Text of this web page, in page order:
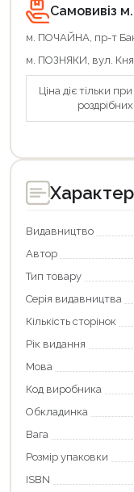
Самовивіз м.
м. ПОЧАЙНА, пр-т
м. ПОЗНЯКИ, вул.
Ціна діє тільки
Видавництво
Автор
Тип товару
Серія видавництва
Кількість сторінок
Рік видання
Мова
Код виробника
Обкладинка
Вага
Розмір упаковки
ISBN